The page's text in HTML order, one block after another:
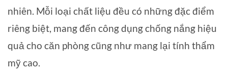
nhiên. Mỗi loại chất liệu đều có những đặc điểm
riêng biệt, mang đến công dụng chống nắng hiệu
quả cho căn phòng cũng như mang lại tính thẩm
mỹ cao.